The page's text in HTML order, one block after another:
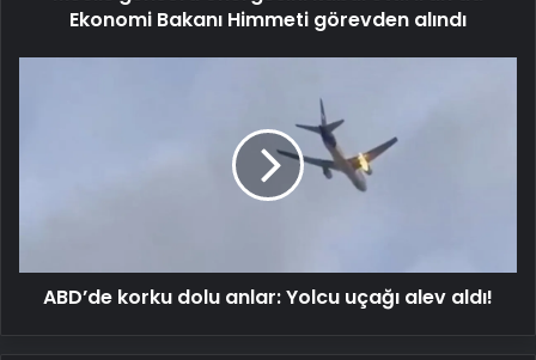
Ekonomi Bakanı Himmeti görevden alındı
ABD’de korku dolu anlar: Yolcu uçağı alev aldı!